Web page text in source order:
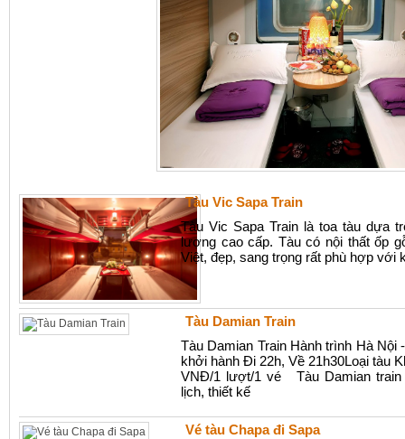
Tàu Vic Sapa Train
Tàu Vic Sapa Train là toa tàu dựa
lượng cao cấp. Tàu có nội thất ốp
Việt, đẹp, sang trọng rất phù hợp với
Tàu Damian Train
Tàu Damian Train Hành trình Hà
khởi hành Đi 22h, Về 21h30Loại tàu
VNĐ/1 lượt/1 vé Tàu Damian train
lịch, thiết kế
Vé tàu Chapa đi Sapa